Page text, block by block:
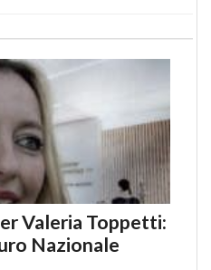
Valeria Toppetti:
Nazionale